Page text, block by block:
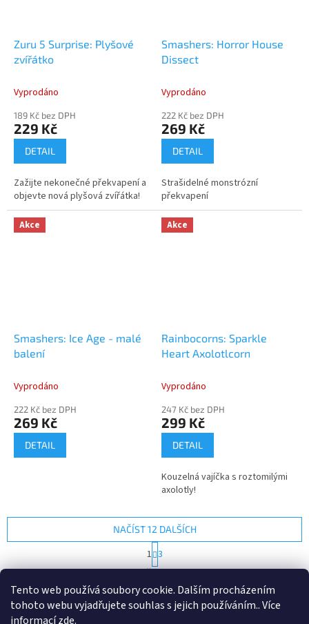
Tento web používá soubory cookie. Dalším procházením
tohoto webu vyjadřujete souhlas s jejich používáním.. Více
informacízde.
Zuru 5 Surprise: Plyšové
zvířátko
Vyprodáno
189 Kč bez DPH
229 Kč
DETAIL
Zažijte nekonečné překvapení a
objevte nová plyšová zvířátka!
Smashers: Horror House
Dissect
Vyprodáno
222 Kč bez DPH
269 Kč
DETAIL
Strašidelné monstrózní
překvapení
Akce
Smashers: Ice Age - malé
balení
Vyprodáno
222 Kč bez DPH
269 Kč
DETAIL
Akce
Rainbocorns: Sparkle
Heart Axolotlcorn
Vyprodáno
247 Kč bez DPH
299 Kč
DETAIL
Kouzelná vajíčka s roztomilými
axolotly!
O
l
á
NAČÍST 12 DALŠÍCH
t
r
n
k
1 3
30položek celkem
NAHORU